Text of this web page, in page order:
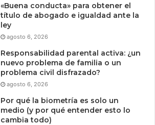
«Buena conducta» para obtener el
título de abogado e igualdad ante la
ley
agosto 6, 2026
Responsabilidad parental activa: ¿un
nuevo problema de familia o un
problema civil disfrazado?
agosto 6, 2026
Por qué la biometría es solo un
medio (y por qué entender esto lo
cambia todo)